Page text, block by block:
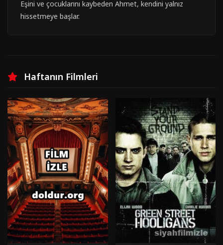
Eşini ve çocuklarını kaybeden Ahmet, kendini yalnız
hissetmeye başlar.
Haftanın Filmleri